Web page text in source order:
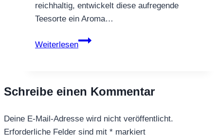
reichhaltig, entwickelt diese aufregende
Teesorte ein Aroma…
Weiterlesen
GRÜNTEE
Schreibe einen Kommentar
Deine E-Mail-Adresse wird nicht veröffentlicht.
Erforderliche Felder sind mit * markiert